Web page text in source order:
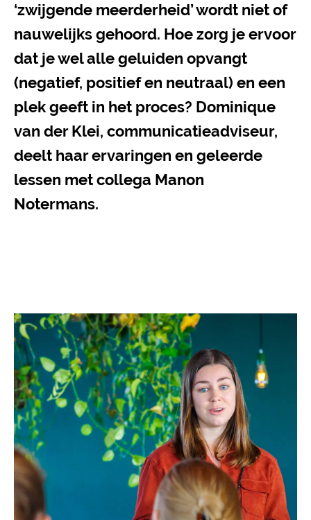
‘zwijgende meerderheid’ wordt niet of
nauwelijks gehoord. Hoe zorg je ervoor
dat je wel alle geluiden opvangt
(negatief, positief en neutraal) en een
plek geeft in het proces? Dominique
van der Klei, communicatieadviseur,
deelt haar ervaringen en geleerde
lessen met collega Manon
Notermans.